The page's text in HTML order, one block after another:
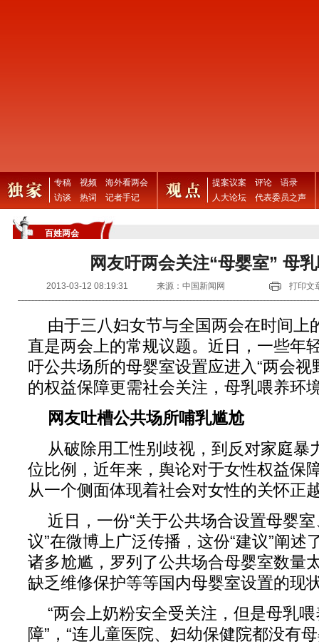
专稿 视频
海外看两会
访谈
热词 记者手记
提案议案 评论
语录
人大论坛
代表委员之声
百姓两会
网友吁两会关注“母婴室” 母
2013-03-12 08:19:31 来源：中国新闻网 打印文
由于三八妇女节与全国两会在时间上
直是两会上的常规议题。近日，一些年
吁公共场所的母婴室设置应进入“两会
的权益保障更需社会关注，母乳喂养环
网友吐槽公共场所哺乳尴尬
从破除用工性别歧视，到反对家庭暴
位比例，近年来，舆论对于女性权益保
从一个侧面体现着社会对女性的关怀正
近日，一份“关于公共场合设置母婴
议”在微博上广泛传播，这份“建议”阐述
诸多尬尴，罗列了公共场合母婴室数量
缺乏维修保护等等国内母婴室设置的现
“两会上奶粉安全受关注，但是母乳
障”，“连儿童医院、妇幼保健院都没有